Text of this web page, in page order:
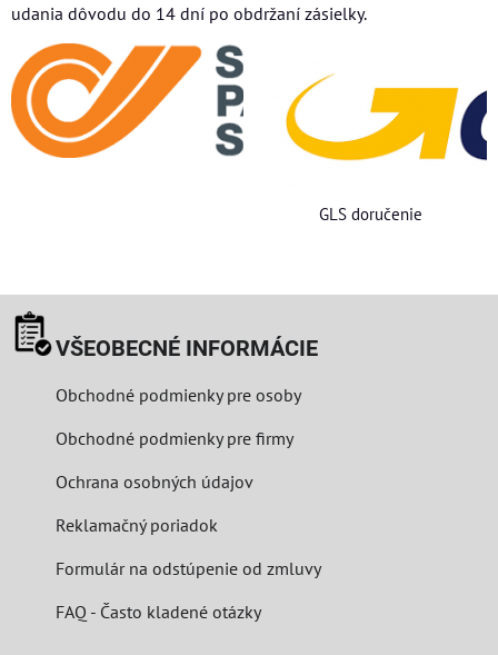
udania dôvodu do 14 dní po obdržaní zásielky.
GLS doručenie
VŠEOBECNÉ INFORMÁCIE
Obchodné podmienky pre osoby
Obchodné podmienky pre firmy
Ochrana osobných údajov
Reklamačný poriadok
Formulár na odstúpenie od zmluvy
FAQ - Často kladené otázky